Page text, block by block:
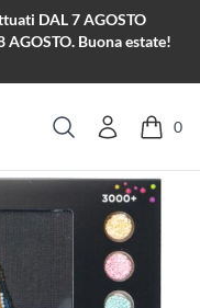
DAL 7 AGOSTO
Buona estate!
Cerca
0